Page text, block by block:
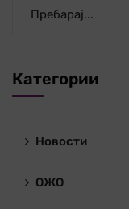
Категории
Новости
ОЖО